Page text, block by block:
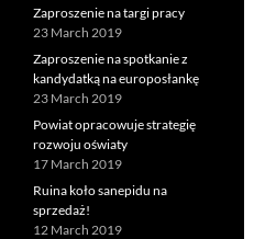
Zaproszenie na targi pracy
23 March 2019
Zaproszenie na spotkanie z
kandydatką na europosłankę
23 March 2019
Powiat opracowuje strategię
rozwoju oświaty
17 March 2019
Ruina koło sanepidu na
sprzedaż!
12 March 2019